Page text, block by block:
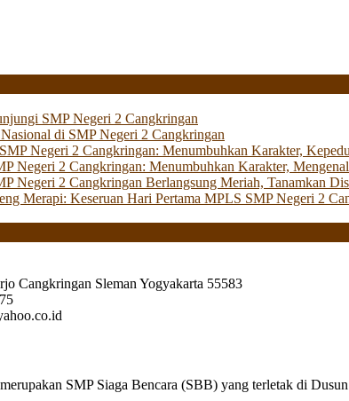
SMP Negeri 2 Cangkringan
di SMP Negeri 2 Cangkringan
Negeri 2 Cangkringan: Menumbuhkan Karakter,
Negeri 2 Cangkringan: Menumbuhkan Karakter,
Negeri 2 Cangkringan Berlangsung Meriah, Tanamkan
Merapi: Keseruan Hari Pertama MPLS SMP Negeri 2
Cangkringan Sleman Yogyakarta 55583
SMP Siaga Bencara (SBB) yang terletak di